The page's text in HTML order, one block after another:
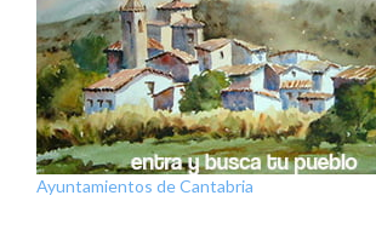
Ayuntamientos de Cantabria